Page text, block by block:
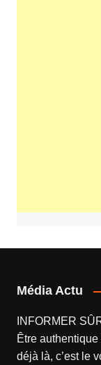
Média Actu
INFORMER
Être
déjà là, c’est le